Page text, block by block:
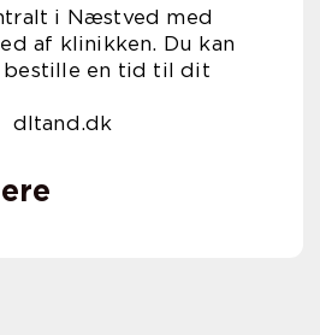
i Næstved med
af klinikken. Du kan
bestille en tid til dit